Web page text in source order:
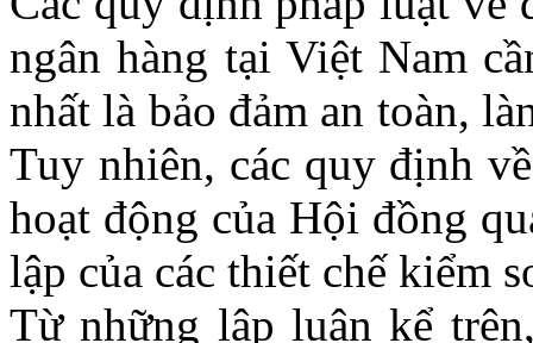
ngân hàng tại Việt Nam
nhất là bảo đảm an toàn,
Tuy nhiên, các quy định
hoạt động của Hội đồng
lập của các thiết chế kiểm
Từ những lập luận kể